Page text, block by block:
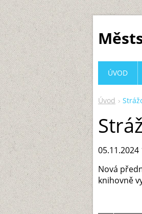
Úvod
05.11.2024
Nová
knihovně
ÚVOD